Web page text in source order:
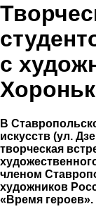
с
В
искусств (ул.
творческая
членом
художников
«Время героев».